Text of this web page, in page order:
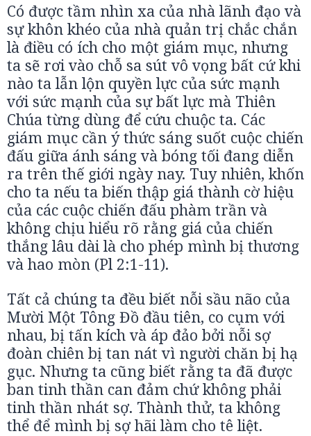
Có được tầm nhìn xa của nhà lãnh đạo và
sự khôn khéo của nhà quản trị chắc chắn
là điều có ích cho một giám mục, nhưng
ta sẽ rơi vào chỗ sa sút vô vọng bất cứ khi
nào ta lẫn lộn quyền lực của sức mạnh
với sức mạnh của sự bất lực mà Thiên
Chúa từng dùng để cứu chuộc ta. Các
giám mục cần ý thức sáng suốt cuộc chiến
đấu giữa ánh sáng và bóng tối đang diễn
ra trên thế giới ngày nay. Tuy nhiên, khốn
cho ta nếu ta biến thập giá thành cờ hiệu
của các cuộc chiến đấu phàm trần và
không chịu hiểu rõ rằng giá của chiến
thắng lâu dài là cho phép mình bị thương
và hao mòn (Pl 2:1-11).
Tất cả chúng ta đều biết nỗi sầu não của
Mười Một Tông Đồ đầu tiên, co cụm với
nhau, bị tấn kích và áp đảo bởi nỗi sợ
đoàn chiên bị tan nát vì người chăn bị hạ
gục. Nhưng ta cũng biết rằng ta đã được
ban tinh thần can đảm chứ không phải
tinh thần nhát sợ. Thành thử, ta không
thể để mình bị sợ hãi làm cho tê liệt.